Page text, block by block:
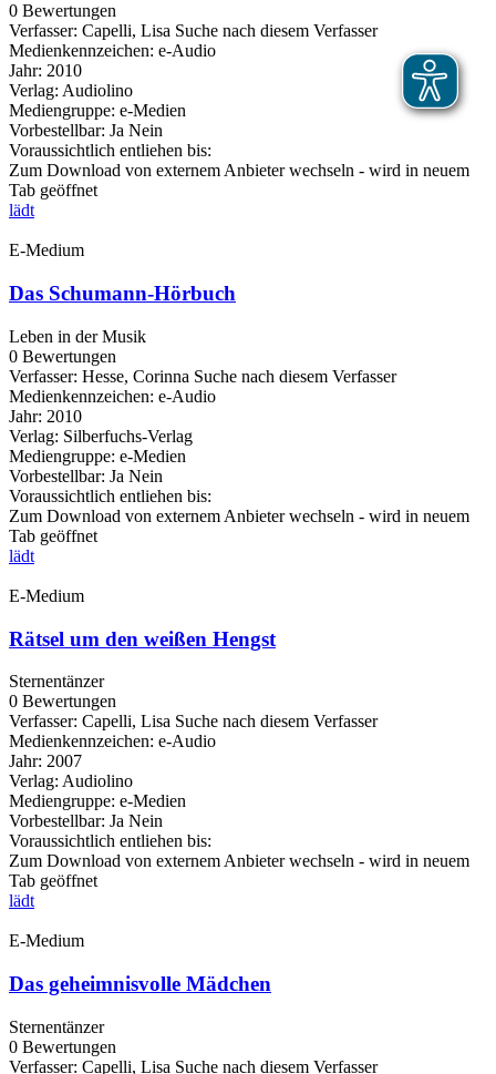
0 Bewertungen
Verfasser: Capelli, Lisa Suche nach diesem Verfasser
Medienkennzeichen: e-Audio
Jahr: 2010
Verlag: Audiolino
Mediengruppe: e-Medien
Vorbestellbar: Ja Nein
Voraussichtlich entliehen bis:
Zum Download von externem Anbieter wechseln - wird in neuem
Tab geöffnet
lädt
E-Medium
Das Schumann-Hörbuch
Leben in der Musik
0 Bewertungen
Verfasser: Hesse, Corinna Suche nach diesem Verfasser
Medienkennzeichen: e-Audio
Jahr: 2010
Verlag: Silberfuchs-Verlag
Mediengruppe: e-Medien
Vorbestellbar: Ja Nein
Voraussichtlich entliehen bis:
Zum Download von externem Anbieter wechseln - wird in neuem
Tab geöffnet
lädt
E-Medium
Rätsel um den weißen Hengst
Sternentänzer
0 Bewertungen
Verfasser: Capelli, Lisa Suche nach diesem Verfasser
Medienkennzeichen: e-Audio
Jahr: 2007
Verlag: Audiolino
Mediengruppe: e-Medien
Vorbestellbar: Ja Nein
Voraussichtlich entliehen bis:
Zum Download von externem Anbieter wechseln - wird in neuem
Tab geöffnet
lädt
E-Medium
Das geheimnisvolle Mädchen
Sternentänzer
0 Bewertungen
Verfasser: Capelli, Lisa Suche nach diesem Verfasser